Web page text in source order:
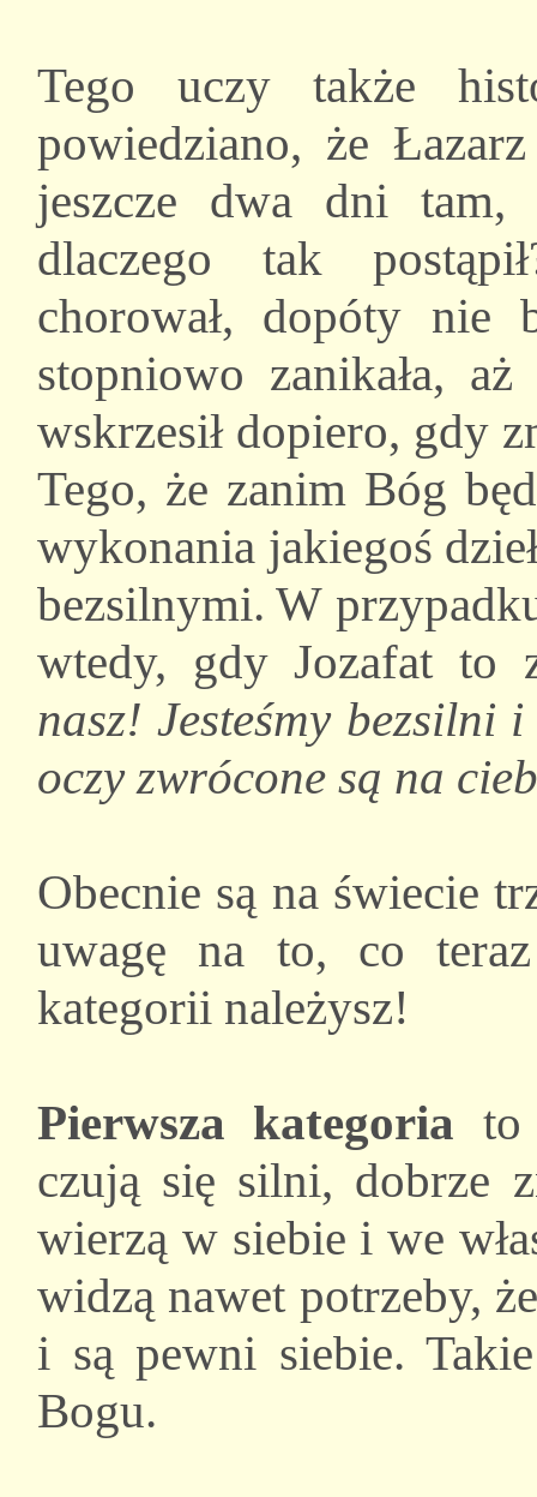
Tego uczy także
powiedziano, że
jeszcze dwa dni tam,
dlaczego tak
chorował, dopóty nie
stopniowo zanikała,
wskrzesił dopiero, gdy
Tego, że zanim Bóg
wykonania jakiegoś
bezsilnymi. W
wtedy, gdy Jozafat to
nasz! Jesteśmy bezsilni
oczy zwrócone są na
Obecnie są na świecie
uwagę na to, co
kategorii należysz!
Pierwsza kategoria to
czują się silni, dobrze
wierzą w siebie i we
widzą nawet potrzeby,
i są pewni siebie.
Bogu.